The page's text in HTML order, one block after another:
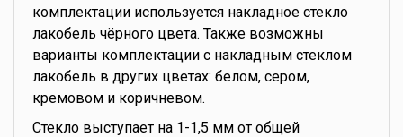
комплектации используется накладное стекло
лакобель чёрного цвета. Также возможны
варианты комплектации с накладным стеклом
лакобель в других цветах: белом, сером,
кремовом и коричневом.
Стекло выступает на 1-1,5 мм от общей